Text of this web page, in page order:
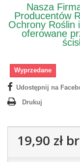
Nasza
Producentów
Ochrony Roślin
oferowane
Wyprzedane
Udostępnij na
Drukuj
19,90 zł